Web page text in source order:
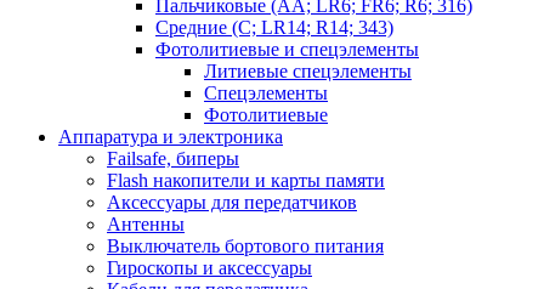
Пальчиковые (AA; LR6; FR6; R6; 316)
Средние (C; LR14; R14; 343)
Фотолитиевые и спецэлементы
Литиевые спецэлементы
Спецэлементы
Фотолитиевые
Аппаратура и электроника
Failsafe, биперы
Flash накопители и карты памяти
Аксессуары для передатчиков
Антенны
Выключатель бортового питания
Гироскопы и аксессуары